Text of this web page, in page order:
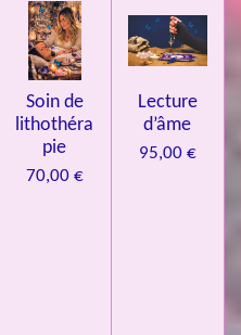
Soin de
lithothéra
pie
70,00 €
Lecture
d’âme
95,00 €